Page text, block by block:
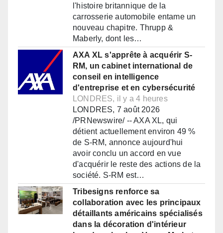
l'histoire britannique de la
carrosserie automobile entame un
nouveau chapitre. Thrupp &
Maberly, dont les…
AXA XL s'apprête à acquérir S-
RM, un cabinet international de
conseil en intelligence
d'entreprise et en cybersécurité
LONDRES, il y a 4 heures
LONDRES, 7 août 2026
/PRNewswire/ -- AXA XL, qui
détient actuellement environ 49 %
de S-RM, annonce aujourd'hui
avoir conclu un accord en vue
d'acquérir le reste des actions de la
société. S-RM est…
Tribesigns renforce sa
collaboration avec les principaux
détaillants américains spécialisés
dans la décoration d'intérieur